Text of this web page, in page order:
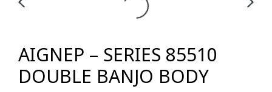
AIGNEP – SERIES 85510
DOUBLE BANJO BODY